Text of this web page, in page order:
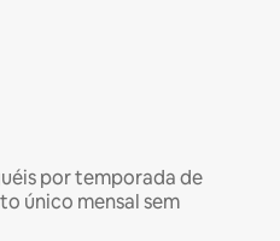
por temporada de
único mensal sem